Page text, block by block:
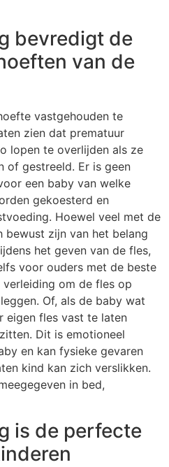
bevredigt de
van de
vastgehouden te
zien dat prematuur
lopen te overlijden als ze
of gestreeld. Er is geen
een baby van welke
gekoesterd en
Hoewel veel met de
bewust zijn van het belang
het geven van de fles,
voor ouders met de beste
om de fles op
Of, als de baby wat
eigen fles vast te laten
Dit is emotioneel
en kan fysieke gevaren
kind kan zich verslikken.
in bed,
is de perfecte